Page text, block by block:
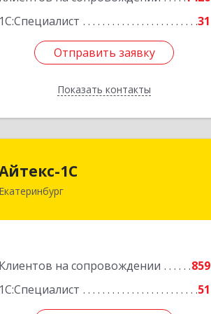
1С:Специалист
31
Отправить заявку
Показать контакты
Отправить заявку
Назад
1С
Екатеринбург
Клиентов на сопровождении
859
1С:Специалист
51
Подробнее